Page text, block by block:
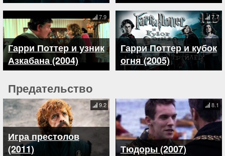
Гарри Поттер и узник
Азкабана (2004)
7.9
Гарри Поттер и кубок
огня (2005)
7.7
Предательство
Игра престолов
(2011)
9.2
Тюдоры (2007)
8.1